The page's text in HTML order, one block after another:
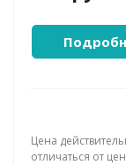
Цена
отличаться от